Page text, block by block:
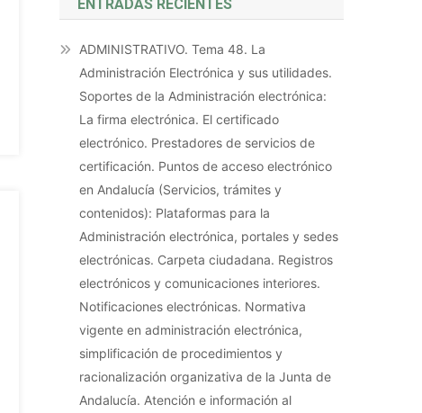
ENTRADAS RECIENTES
ADMINISTRATIVO. Tema 48. La
Administración Electrónica y sus utilidades.
Soportes de la Administración electrónica:
La firma electrónica. El certificado
electrónico. Prestadores de servicios de
certificación. Puntos de acceso electrónico
en Andalucía (Servicios, trámites y
contenidos): Plataformas para la
Administración electrónica, portales y sedes
electrónicas. Carpeta ciudadana. Registros
electrónicos y comunicaciones interiores.
Notificaciones electrónicas. Normativa
vigente en administración electrónica,
simplificación de procedimientos y
racionalización organizativa de la Junta de
Andalucía. Atención e información al